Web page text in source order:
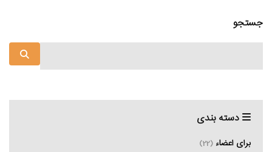
جستجو
دسته بندی
برای اعضاء (22)